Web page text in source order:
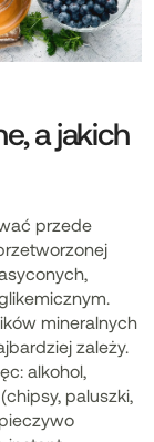
a jakich
przede
mineralnych
zależy.
alkohol,
paluszki,